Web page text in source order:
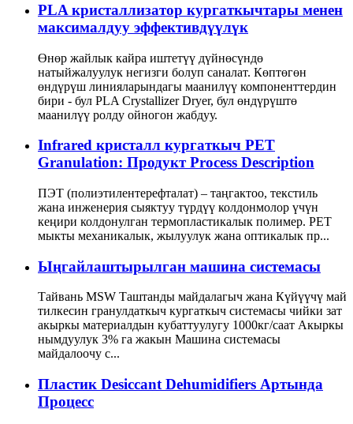
PLA кристаллизатор кургаткычтары менен
максималдуу эффективдүүлүк
Өнөр жайлык кайра иштетүү дүйнөсүндө
натыйжалуулук негизги болуп саналат. Көптөгөн
өндүрүш линияларындагы маанилүү компоненттердин
бири - бул PLA Crystallizer Dryer, бул өндүрүштө
маанилүү ролду ойногон жабдуу.
Infrared кристалл кургаткыч PET
Granulation: Продукт Process Description
ПЭТ (полиэтилентерефталат) – таңгактоо, текстиль
жана инженерия сыяктуу түрдүү колдонмолор үчүн
кеңири колдонулган термопластикалык полимер. PET
мыкты механикалык, жылуулук жана оптикалык пр...
Ыңгайлаштырылган машина системасы
Тайвань MSW Таштанды майдалагыч жана Күйүүчү май
тилкесин гранулдаткыч кургаткыч системасы чийки зат
акыркы материалдын кубаттуулугу 1000кг/саат Акыркы
нымдуулук 3% га жакын Машина системасы
майдалоочу с...
Пластик Desiccant Dehumidifiers Артында
Процесс